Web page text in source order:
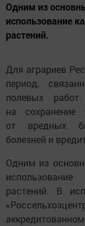
Одним из
использование
растений.
Для аграриев
период,
полевых
на сохранение
от вредных
болезней и
Одним из
растений. В